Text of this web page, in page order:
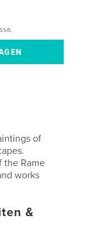
of
the Rame
works
&